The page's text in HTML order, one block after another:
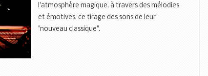
l'atmosphère magique, à travers des mélodies
et émotives, ce tirage des sons de leur
"nouveau classique".